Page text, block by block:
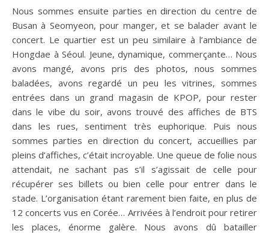
Nous sommes ensuite parties en direction du centre de
Busan à Seomyeon, pour manger, et se balader avant le
concert. Le quartier est un peu similaire à l’ambiance de
Hongdae à Séoul. Jeune, dynamique, commerçante… Nous
avons mangé, avons pris des photos, nous sommes
baladées, avons regardé un peu les vitrines, sommes
entrées dans un grand magasin de KPOP, pour rester
dans le vibe du soir, avons trouvé des affiches de BTS
dans les rues, sentiment très euphorique. Puis nous
sommes parties en direction du concert, accueillies par
pleins d’affiches, c’était incroyable. Une queue de folie nous
attendait, ne sachant pas s’il s’agissait de celle pour
récupérer ses billets ou bien celle pour entrer dans le
stade. L’organisation étant rarement bien faite, en plus de
12 concerts vus en Corée… Arrivées à l’endroit pour retirer
les places, énorme galère. Nous avons dû batailler